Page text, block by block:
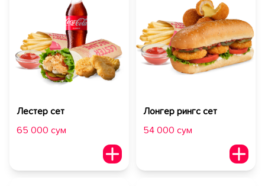
Лестер сет
65 000 сум
Лонгер рингс сет
54 000 сум